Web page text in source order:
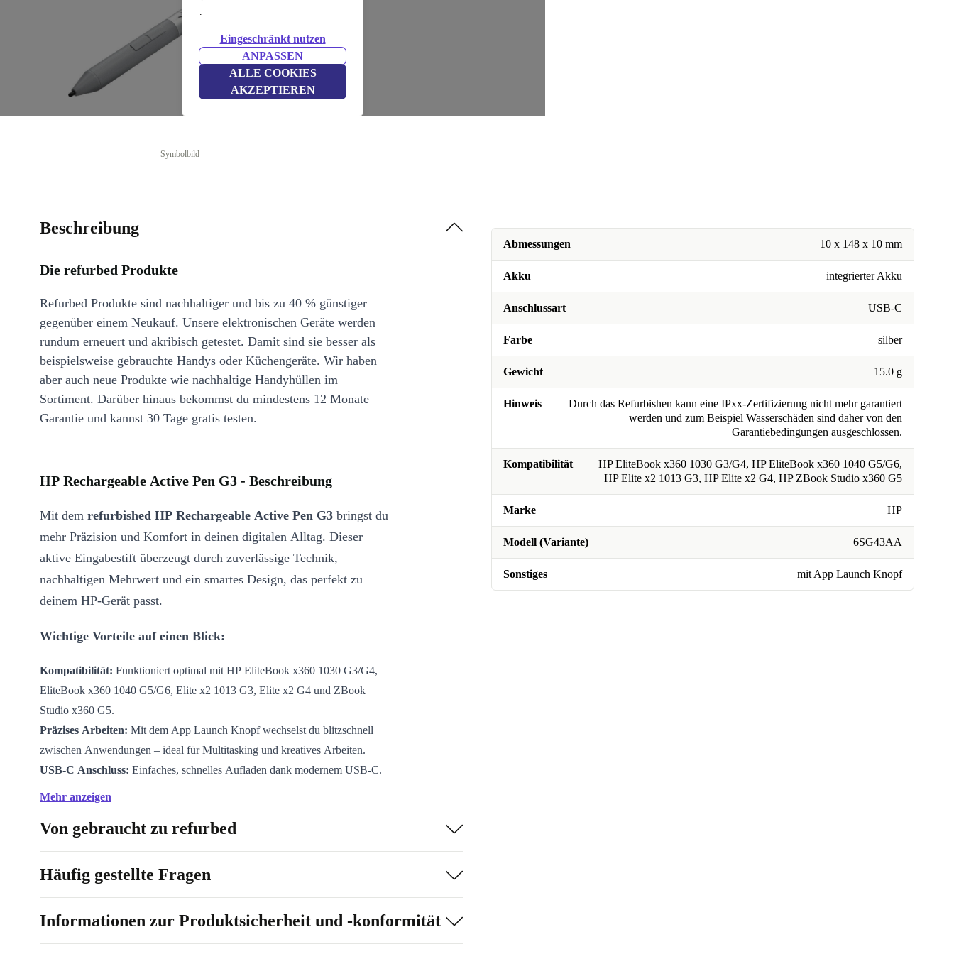
.
Eingeschränkt nutzen
ANPASSEN
ALLE COOKIES
AKZEPTIEREN
Symbolbild
Abmessungen 10 x 148 x 10 mm
Akku integrierter Akku
Anschlussart USB-C
Farbe silber
Gewicht 15.0 g
Hinweis
Durch das Refurbishen kann eine IPxx-Zertifizierung nicht mehr garantiert
werden und zum Beispiel Wasserschäden sind daher von den
Garantiebedingungen ausgeschlossen.
Kompatibilität
HP EliteBook x360 1030 G3/G4, HP EliteBook x360 1040 G5/G6,
HP Elite x2 1013 G3, HP Elite x2 G4, HP ZBook Studio x360 G5
Marke HP
Modell (Variante) 6SG43AA
Sonstiges mit App Launch Knopf
Beschreibung
Die refurbed Produkte
Refurbed Produkte sind nachhaltiger und bis zu 40 % günstiger
gegenüber einem Neukauf. Unsere elektronischen Geräte werden
rundum erneuert und akribisch getestet. Damit sind sie besser als
beispielsweise gebrauchte Handys oder Küchengeräte. Wir haben
aber auch neue Produkte wie nachhaltige Handyhüllen im
Sortiment. Darüber hinaus bekommst du mindestens 12 Monate
Garantie und kannst 30 Tage gratis testen.
HP Rechargeable Active Pen G3 - Beschreibung
Mit dem refurbished HP Rechargeable Active Pen G3 bringst du
mehr Präzision und Komfort in deinen digitalen Alltag. Dieser
aktive Eingabestift überzeugt durch zuverlässige Technik,
nachhaltigen Mehrwert und ein smartes Design, das perfekt zu
deinem HP-Gerät passt.
Wichtige Vorteile auf einen Blick:
Kompatibilität: Funktioniert optimal mit HP EliteBook x360 1030 G3/G4,
EliteBook x360 1040 G5/G6, Elite x2 1013 G3, Elite x2 G4 und ZBook
Studio x360 G5.
Präzises Arbeiten: Mit dem App Launch Knopf wechselst du blitzschnell
zwischen Anwendungen – ideal für Multitasking und kreatives Arbeiten.
USB-C Anschluss: Einfaches, schnelles Aufladen dank modernem USB-C.
Nie mehr Batterien wechseln!
liegt der Stift angenehm in der Hand – perfekt für langes Arbeiten oder
Skizzieren.
Integrierter Akku: Der langlebige Akku sorgt dafür, dass du jederzeit
Warum refurbished?
Mehr anzeigen
Von gebraucht zu refurbed
Häufig gestellte Fragen
Informationen zur Produktsicherheit und -konformität